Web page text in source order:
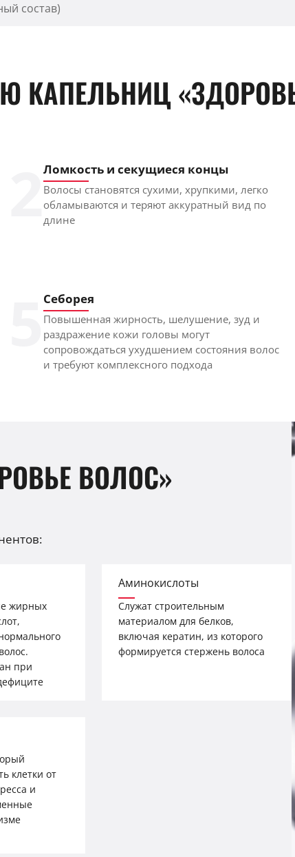
состав)
КАПЕЛЬНИЦ
2Ломкость и секущиеся концы
Волосы становятся сухими, хрупкими, легко
обламываются и теряют аккуратный вид по
длине
5Себорея
Повышенная жирность, шелушение, зуд и
раздражение кожи головы могут
сопровождаться ухудшением состояния волос
и требуют комплексного подхода
ВОЛОС»
жирных
при
Аминокислоты
Служат строительным
материалом для белков,
включая кератин, из которого
формируется стержень волоса
клетки от
и